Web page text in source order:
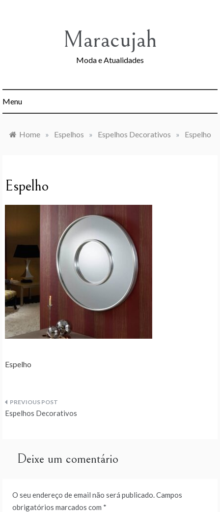
Maracujah
Moda e Atualidades
Menu
Home » Espelhos » Espelhos Decorativos » Espelho
Espelho
Espelho
Navegação
artigos
Espelhos Decorativos
Deixe um comentário
O seu endereço de email não será publicado.Campos
obrigatórios marcados com *